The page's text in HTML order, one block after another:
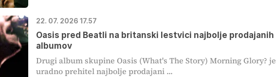
22. 07. 2026 17.57
Oasis pred Beatli na britanski lestvici najbolje prodajanih
albumov
Drugi album skupine Oasis (What's The Story) Morning Glory? je
uradno prehitel najbolje prodajani ...